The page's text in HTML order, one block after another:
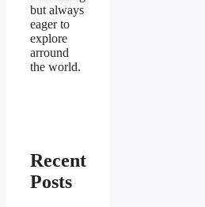
but always
eager to
explore
arround
the world.
Recent
Posts